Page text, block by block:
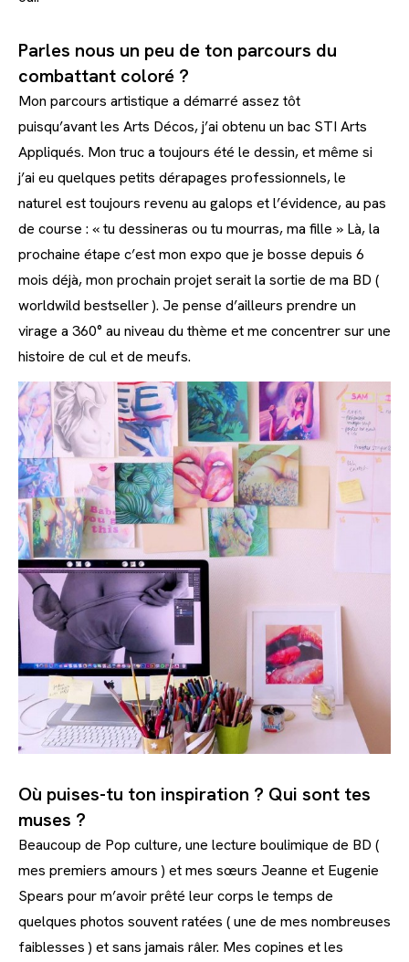
Parles nous un peu de ton parcours du
combattant coloré ?
Mon parcours artistique a démarré assez tôt
puisqu’avant les Arts Décos, j’ai obtenu un bac STI Arts
Appliqués. Mon truc a toujours été le dessin, et même si
j’ai eu quelques petits dérapages professionnels, le
naturel est toujours revenu au galops et l’évidence, au pas
de course : « tu dessineras ou tu mourras, ma fille » Là, la
prochaine étape c’est mon expo que je bosse depuis 6
mois déjà, mon prochain projet serait la sortie de ma BD (
worldwild bestseller ). Je pense d’ailleurs prendre un
virage a 360° au niveau du thème et me concentrer sur une
histoire de cul et de meufs.
Où puises-tu ton inspiration ? Qui sont tes
muses ?
Beaucoup de Pop culture, une lecture boulimique de BD (
mes premiers amours ) et mes sœurs Jeanne et Eugenie
Spears pour m’avoir prêté leur corps le temps de
quelques photos souvent ratées ( une de mes nombreuses
faiblesses ) et sans jamais râler. Mes copines et les